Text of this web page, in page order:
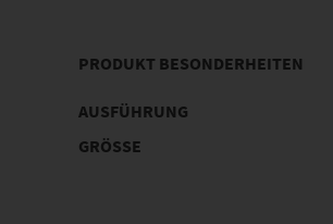
PRODUKT BESONDERHEITEN
AUSFÜHRUNG
GRÖSSE